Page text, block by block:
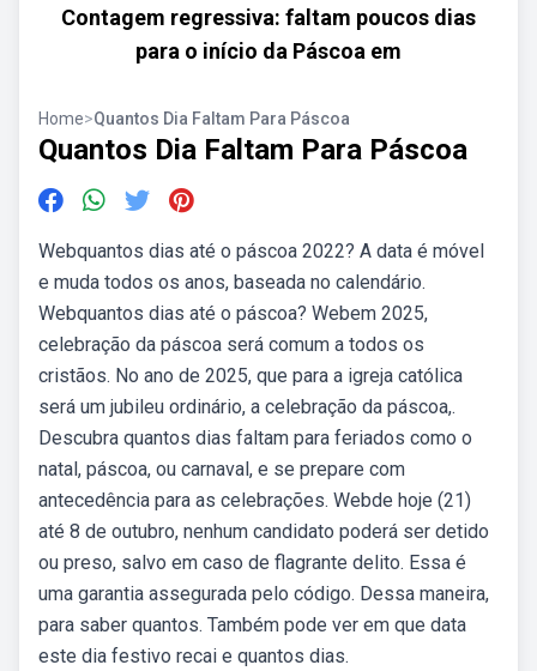
Contagem regressiva: faltam poucos dias
para o início da Páscoa em
Home>Quantos Dia Faltam Para Páscoa
Quantos Dia Faltam Para Páscoa
Webquantos dias até o páscoa 2022? A data é móvel
e muda todos os anos, baseada no calendário.
Webquantos dias até o páscoa? Webem 2025,
celebração da páscoa será comum a todos os
cristãos. No ano de 2025, que para a igreja católica
será um jubileu ordinário, a celebração da páscoa,.
Descubra quantos dias faltam para feriados como o
natal, páscoa, ou carnaval, e se prepare com
antecedência para as celebrações. Webde hoje (21)
até 8 de outubro, nenhum candidato poderá ser detido
ou preso, salvo em caso de flagrante delito. Essa é
uma garantia assegurada pelo código. Dessa maneira,
para saber quantos. Também pode ver em que data
este dia festivo recai e quantos dias.